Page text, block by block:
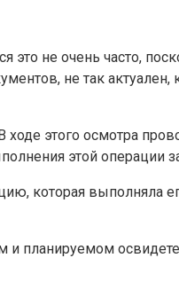
не очень часто,
не так
этого осмотра
этой операции
которая выполняла
планируемом